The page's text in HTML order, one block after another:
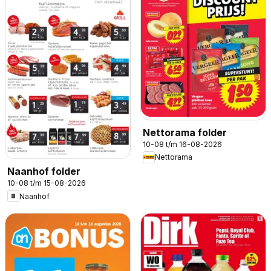
Naanhof folder
10-08 t/m 15-08-2026
Naanhof
Nettorama folder
10-08 t/m 16-08-2026
Nettorama